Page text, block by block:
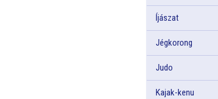
Íjászat
Jégkorong
Judo
Kajak-kenu